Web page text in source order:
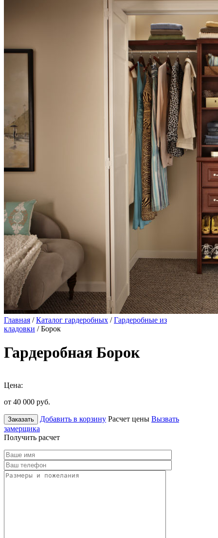
Главная /Каталог гардеробных /Гардеробные из
кладовки / Борок
Гардеробная Борок
Цена:
от 40 000 руб.
Заказать Добавить в корзину Расчет цены Вызвать
замерщика
Получить расчет